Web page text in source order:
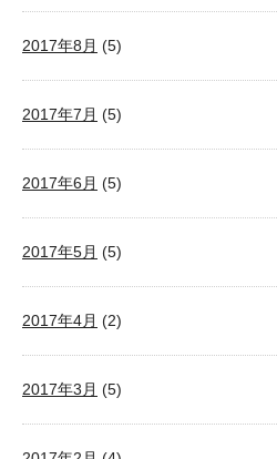
2017年8月 (5)
2017年7月 (5)
2017年6月 (5)
2017年5月 (5)
2017年4月 (2)
2017年3月 (5)